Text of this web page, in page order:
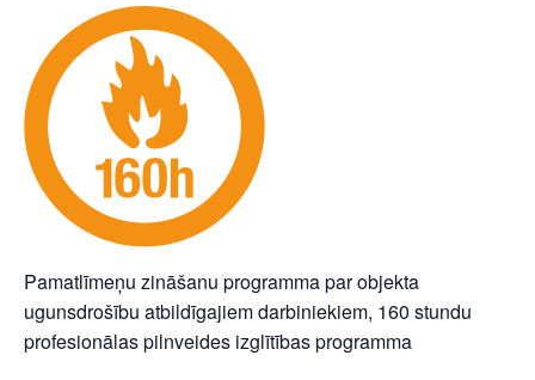
Pamatlīmeņu zināšanu programma par objekta
ugunsdrošību atbildīgajiem darbiniekiem, 160 stundu
profesionālas pilnveides izglītības programma